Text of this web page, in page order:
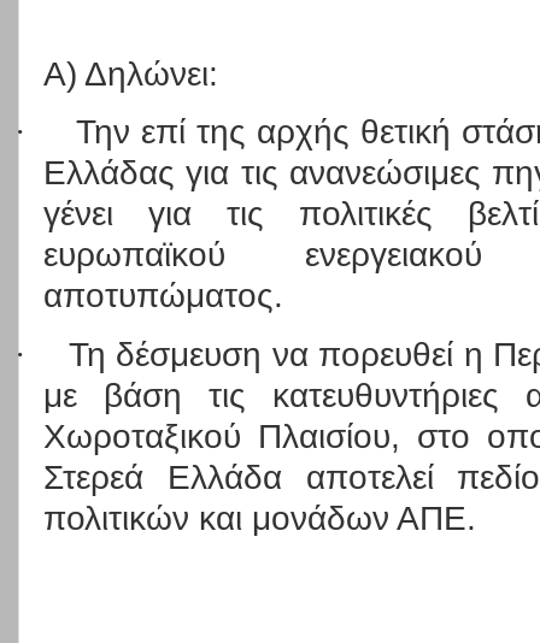
Α) Δηλώνει:
·
Την επί της αρχής θετική
Ελλάδας για τις ανανεώσιμες
γένει για τις πολιτικές
ευρωπαϊκού ενεργειακού
αποτυπώματος.
·
Τη δέσμευση να πορευθεί η
με βάση τις κατευθυντήριες
Χωροταξικού Πλαισίου, στο
Στερεά Ελλάδα αποτελεί
πολιτικών και μονάδων ΑΠΕ.